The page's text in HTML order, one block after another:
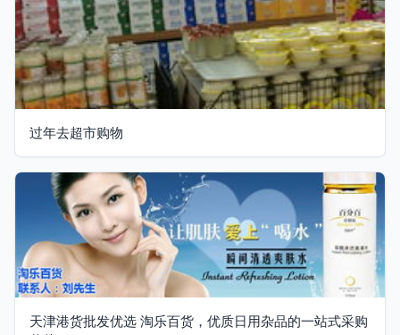
过年去超市购物
天津港货批发优选 淘乐百货，优质日用杂品的一站式采购